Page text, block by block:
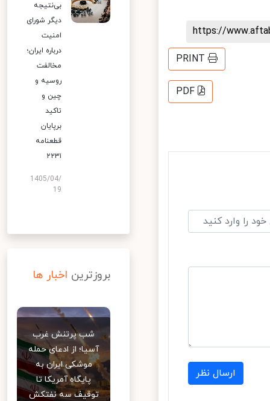
https://
PRINT
PDF
ارسال نظر
بی‌نتیجه
دیگر شورای
امنیت
درباره ایران؛
مخالفت
روسیه و
چین و
تاکید
برپایان
قطعنامه
۲۲۳۱
1405/04/
19
بروزترین اخبار ها
شب پرتنش غرب
آسیا؛ از ادعای حمله
موشکی ایران به
پایگاه آمریکا تا
توقیف سه نفتکش